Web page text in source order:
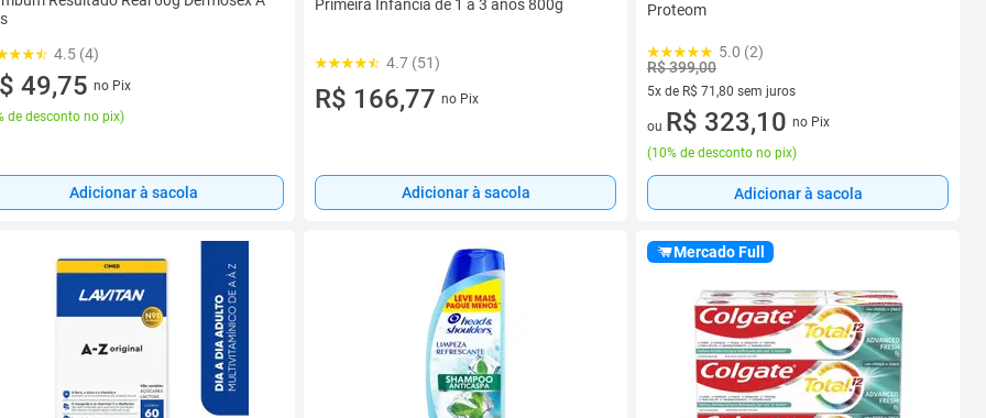
4.5 (4)
49,75 no Pix
de desconto no pix)
Adicionar à sacola
Primeira Infância de 1 a 3 anos 800g
4.7 (51)
R$ 166,77 no Pix
Adicionar à sacola
Proteom
5.0 (2)
R$ 399,00
5x de R$ 71,80 sem juros
5 vez de R$ 71,80 sem juros
ou R$ 323,10 no Pix
(10% de desconto no pix)
Adicionar à sacola
Mercado Full